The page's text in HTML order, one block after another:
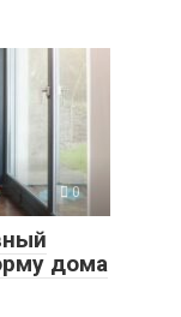
0
дома